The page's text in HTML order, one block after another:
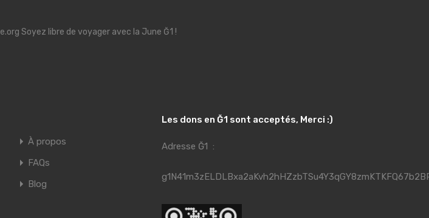
Soyez libre de voyager avec la June Ğ1 !
À propos
FAQs
Blog
Les dons en Ğ1 sont acceptés, Merci :)
Adresse Ğ1 :